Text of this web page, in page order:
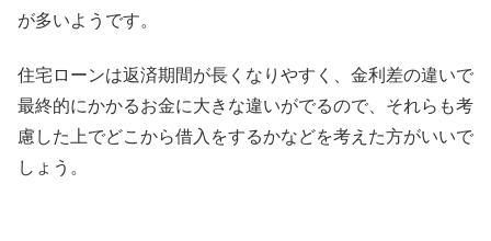
が多いようです。
住宅ローンは返済期間が長くなりやすく、金利差の違いで
最終的にかかるお金に大きな違いがでるので、それらも考
慮した上でどこから借入をするかなどを考えた方がいいで
しょう。